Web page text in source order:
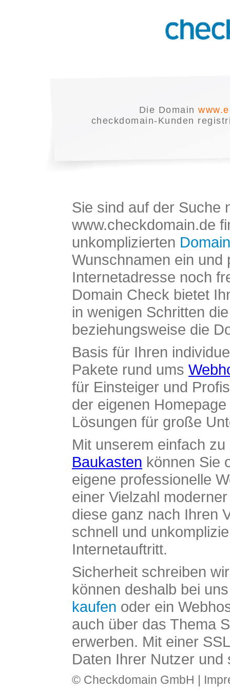
Die Domain
checkdomain-Kunden
Sie sind auf der Suche
www.checkdomain.de
unkomplizierten
Wunschnamen ein und
Internetadresse noch
Domain Check bietet
in wenigen Schritten
beziehungsweise die
Basis für Ihren
Pakete rund ums
für Einsteiger und
der eigenen
Lösungen für große
Mit unserem einfach
Baukasten können Sie
eigene professionelle
einer Vielzahl
diese ganz nach Ihren
schnell und
Internetauftritt.
Sicherheit schreiben
können deshalb bei
kaufen oder ein
auch über das Thema
erwerben. Mit einer
Daten Ihrer Nutzer und
© Checkdomain GmbH |